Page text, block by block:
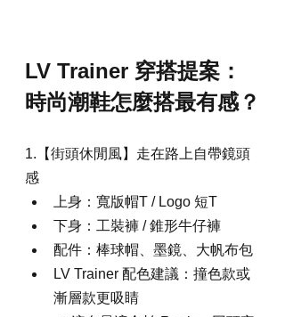
LV Trainer 穿搭提案：
時尚潮鞋怎麼搭最有感？
1.【街頭休閒風】走在路上自帶鏡頭
感
上身：寬版帽T / Logo 短T
下身：工裝褲 / 錐形牛仔褲
配件：棒球帽、墨鏡、大帆布包
LV Trainer 配色建議：撞色款或
漸層款更吸睛